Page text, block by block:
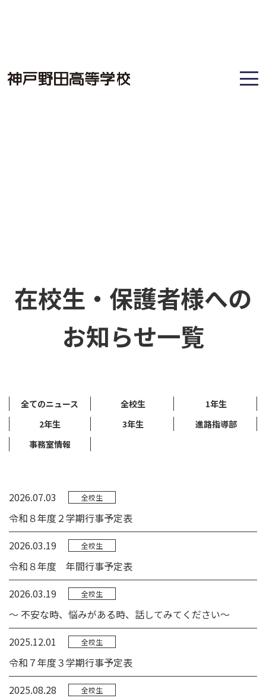
在校生・保護者様への
お知らせ一覧
全てのニュース 全校生
1年生
2年生
3年生
進路指導部
事務室情報
2026.07.03 全校生
令和８年度２学期行事予定表
2026.03.19
全校生
令和８年度 年間行事予定表
2026.03.19
全校生
～ 不安な時、悩みがある時、話してみてください～
2025.12.01
全校生
令和７年度３学期行事予定表
2025.08.28
全校生